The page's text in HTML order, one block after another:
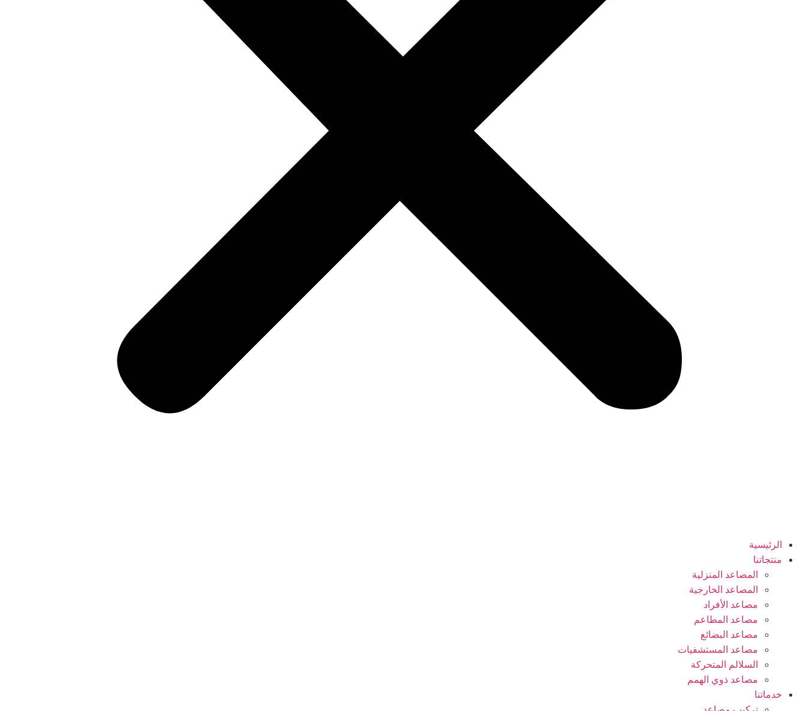
الرئيسية
منتجاتنا
المصاعد المنزلية
المصاعد الخارجية
مصاعد الأفراد
مصاعد المطاعم
مصاعد البضائع
مصاعد المستشفيات
السلالم المتحركة
مصاعد ذوي الهمم
خدماتنا